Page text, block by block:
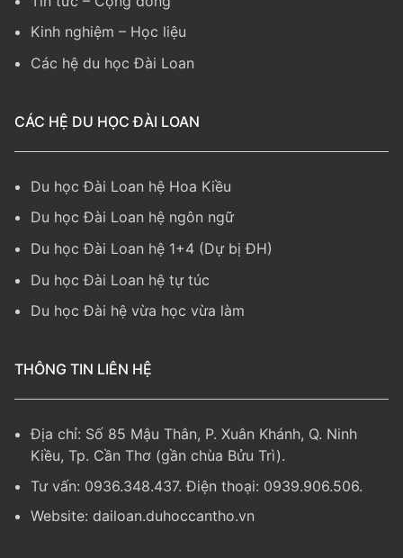
Kinh nghiệm – Học liệu
Các hệ du học Đài Loan
CÁC HỆ DU HỌC ĐÀI LOAN
Du học Đài Loan hệ Hoa Kiều
Du học Đài Loan hệ ngôn ngữ
Du học Đài Loan hệ 1+4 (Dự bị ĐH)
Du học Đài Loan hệ tự túc
Du học Đài hệ vừa học vừa làm
THÔNG TIN LIÊN HỆ
Địa chỉ: Số 85 Mậu Thân, P. Xuân Khánh, Q. Ninh
Kiều, Tp. Cần Thơ (gần chùa Bửu Trì).
Tư vấn: 0936.348.437. Điện thoại: 0939.906.506.
Website: dailoan.duhoccantho.vn